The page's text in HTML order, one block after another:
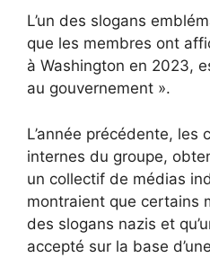
L’un des slogans
que les membres ont
à Washington en 2023,
au gouvernement ».
L’année précédente, les
internes du groupe,
un collectif de médias
montraient que certains
des slogans nazis et
accepté sur la base